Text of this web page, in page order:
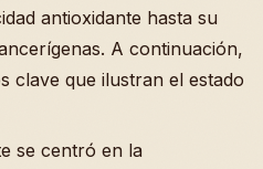
antioxidante hasta su
A continuación,
clave que ilustran el estado
se centró en la